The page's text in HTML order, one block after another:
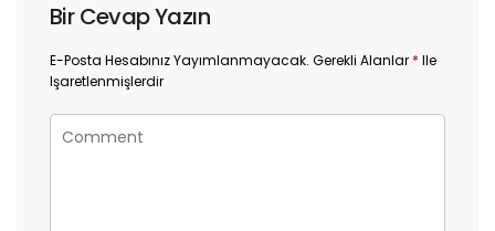
Bir Cevap Yazın
E-Posta Hesabınız Yayımlanmayacak. Gerekli Alanlar * Ile
Işaretlenmişlerdir